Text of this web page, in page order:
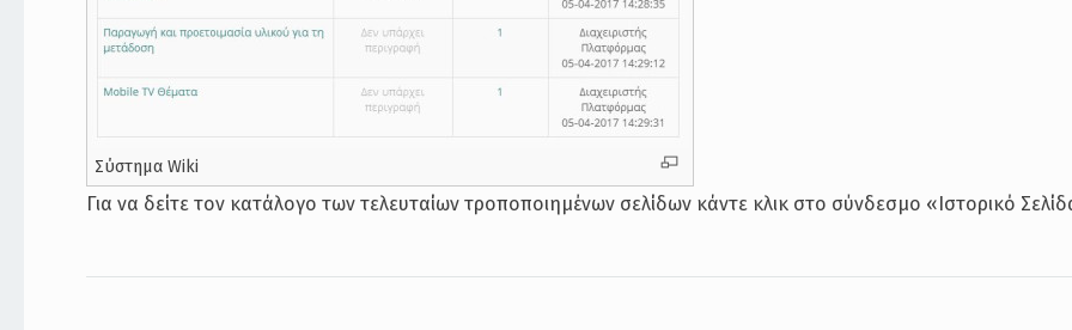
Σύστημα Wiki
Για να δείτε τον κατάλογο των τελευταίων τροποποιημένων σελίδων κάντε κλικ στο σύνδεσμο «Ιστορικό